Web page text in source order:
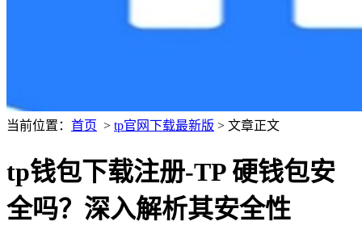
当前位置： 首页 > tp官网下载最新版 > 文章正文
tp钱包下载注册-TP 硬钱包安
全吗？深入解析其安全性